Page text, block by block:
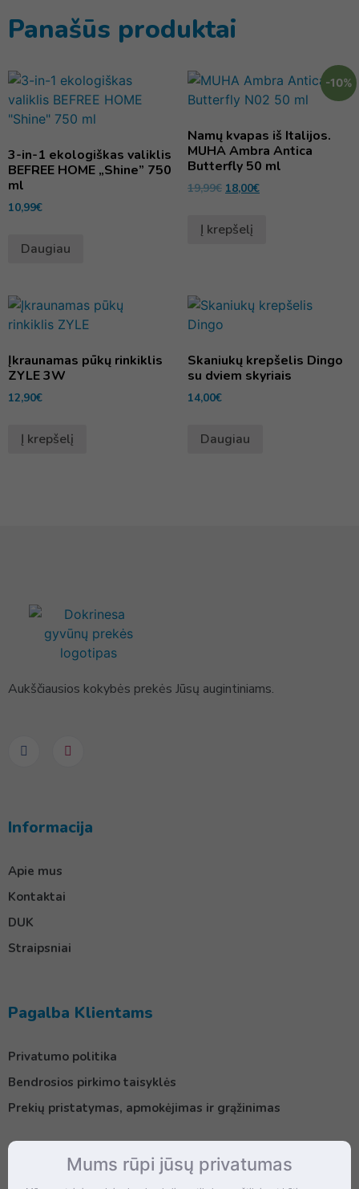
Panašūs produktai
3-in-1 ekologiškas valiklis
BEFREE HOME „Shine” 750
ml
10,99€
Daugiau
-10%
Namų kvapas iš Italijos.
MUHA Ambra Antica
Butterfly 50 ml
19,99€ 18,00€
Į krepšelį
Įkraunamas pūkų rinkiklis
ZYLE 3W
12,90€
Į krepšelį
Skaniukų krepšelis Dingo
su dviem skyriais
14,00€
Daugiau
Aukščiausios kokybės prekės Jūsų augintiniams.
Informacija
Apie mus
Kontaktai
DUK
Straipsniai
Pagalba Klientams
Privatumo politika
Bendrosios pirkimo taisyklės
Prekių pristatymas, apmokėjimas ir grąžinimas
KontaktaiMums rūpi jūsų privatumas